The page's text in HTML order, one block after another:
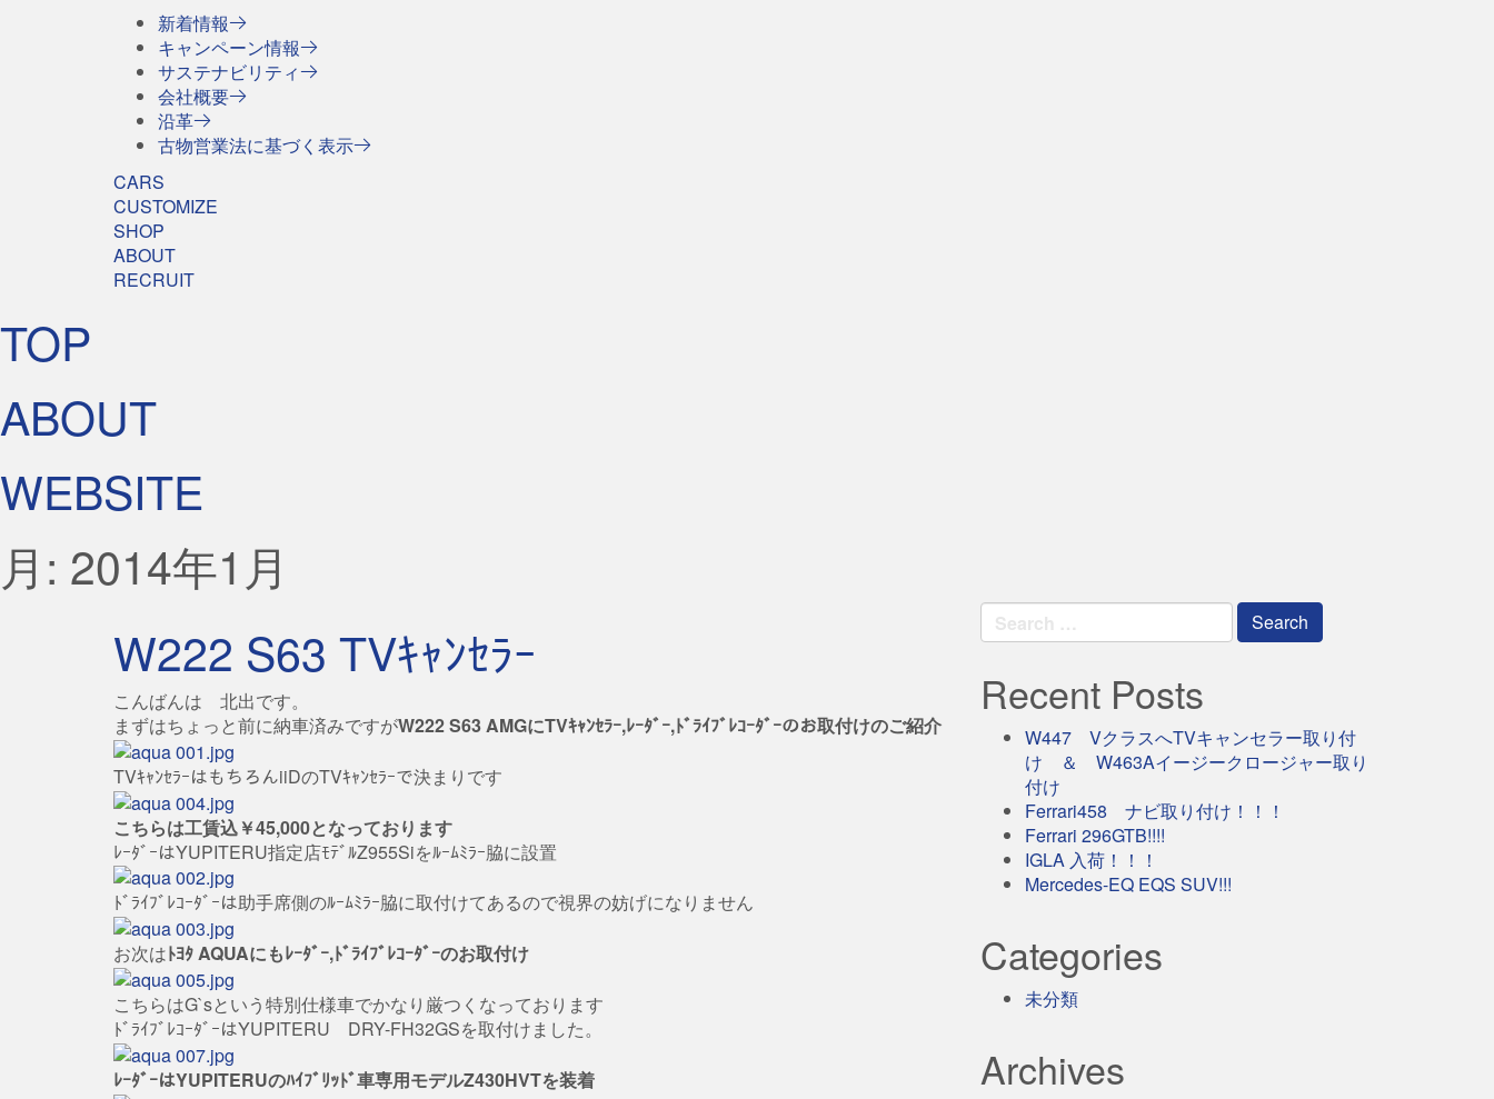
新着情報
キャンペーン情報
サステナビリティ
会社概要
沿革
古物営業法に基づく表示
CARS
CUSTOMIZE
SHOP
ABOUT
RECRUIT
TOP
ABOUT
WEBSITE
月: 2014年1月
W222 S63 TVｷｬﾝｾﾗｰ
こんばんは 北出です。
まずはちょっと前に納車済みですがW222 S63 AMGにTVｷｬﾝｾﾗｰ,ﾚｰﾀﾞｰ,ﾄﾞﾗｲﾌﾞﾚｺｰﾀﾞｰのお取付けのご紹介
TVｷｬﾝｾﾗｰはもちろんiiDのTVｷｬﾝｾﾗｰで決まりです
こちらは工賃込￥45,000となっております
ﾚｰﾀﾞｰはYUPITERU指定店ﾓﾃﾞﾙZ955Siをﾙｰﾑﾐﾗｰ脇に設置
ﾄﾞﾗｲﾌﾞﾚｺｰﾀﾞｰは助手席側のﾙｰﾑﾐﾗｰ脇に取付けてあるので視界の妨げになりません
お次はﾄﾖﾀ AQUAにもﾚｰﾀﾞｰ,ﾄﾞﾗｲﾌﾞﾚｺｰﾀﾞｰのお取付け
こちらはG`sという特別仕様車でかなり厳つくなっております
ﾄﾞﾗｲﾌﾞﾚｺｰﾀﾞｰはYUPITERU DRY-FH32GSを取付けました。
ﾚｰﾀﾞｰはYUPITERUのﾊｲﾌﾞﾘｯﾄﾞ車専用モデルZ430HVTを装着
Search
for:
Recent Posts
W447 VクラスへTVキャンセラー取り付
け ＆ W463Aイージークロージャー取り
付け
Ferrari458 ナビ取り付け！！！
Ferrari 296GTB!!!!
IGLA 入荷！！！
Mercedes-EQ EQS SUV!!!
Categories
未分類
Archives